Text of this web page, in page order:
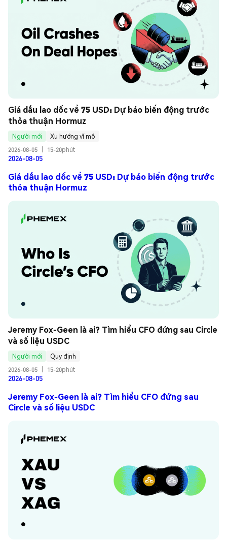
Giá dầu lao dốc về 75 USD: Dự báo biến động trước
thỏa thuận Hormuz
Người mới
Xu hướng vĩ mô
2026-08-05
15-20phút
2026-08-05
Giá dầu lao dốc về 75 USD: Dự báo biến động trước
thỏa thuận Hormuz
Jeremy Fox-Geen là ai? Tìm hiểu CFO đứng sau Circle
và số liệu USDC
Người mới
Quy định
2026-08-05
15-20phút
2026-08-05
Jeremy Fox-Geen là ai? Tìm hiểu CFO đứng sau
Circle và số liệu USDC